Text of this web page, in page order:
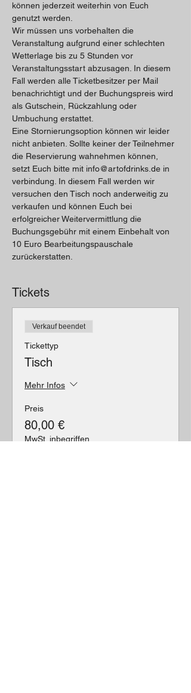
können jederzeit weiterhin von Euch
genutzt werden.
Wir müssen uns vorbehalten die
Veranstaltung aufgrund einer schlechten
Wetterlage bis zu 5 Stunden vor
Veranstaltungsstart abzusagen. In diesem
Fall werden alle Ticketbesitzer per Mail
benachrichtigt und der Buchungspreis wird
als Gutschein, Rückzahlung oder
Umbuchung erstattet.
Eine Stornierungsoption können wir leider
nicht anbieten. Sollte keiner der Teilnehmer
die Reservierung wahnehmen können,
setzt Euch bitte mit info@artofdrinks.de in
verbindung. In diesem Fall werden wir
versuchen den Tisch noch anderweitig zu
verkaufen und können Euch bei
erfolgreicher Weitervermittlung die
Buchungsgebühr mit einem Einbehalt von
10 Euro Bearbeitungspauschale
zurückerstatten.
Tickets
Verkauf beendet
Tickettyp
Tisch
Mehr Infos
Preis
80,00 €
MwSt. inbegriffen